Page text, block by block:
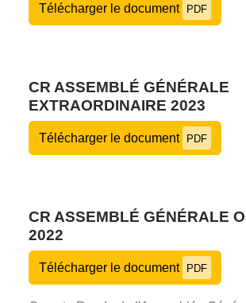
Télécharger le document PDF
CR ASSEMBLÉ GÉNÉRALE
EXTRAORDINAIRE 2023
Télécharger le document PDF
CR ASSEMBLÉ GÉNÉRALE
2022
Télécharger le document PDF